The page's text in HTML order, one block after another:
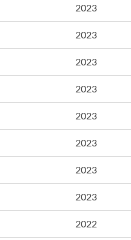
2023
2023
2023
2023
2023
2023
2023
2023
2022